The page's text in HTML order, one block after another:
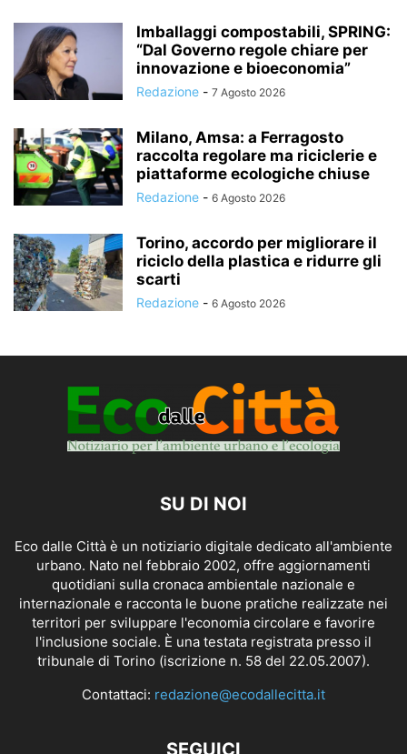
Imballaggi compostabili, SPRING:
“Dal Governo regole chiare per
innovazione e bioeconomia”
Redazione - 7 Agosto 2026
Milano, Amsa: a Ferragosto
raccolta regolare ma riciclerie e
piattaforme ecologiche chiuse
Redazione - 6 Agosto 2026
Torino, accordo per migliorare il
riciclo della plastica e ridurre gli
scarti
Redazione - 6 Agosto 2026
SU DI NOI
Eco dalle Città è un notiziario digitale dedicato all'ambiente
urbano. Nato nel febbraio 2002, offre aggiornamenti
quotidiani sulla cronaca ambientale nazionale e
internazionale e racconta le buone pratiche realizzate nei
territori per sviluppare l'economia circolare e favorire
l'inclusione sociale. È una testata registrata presso il
tribunale di Torino (iscrizione n. 58 del 22.05.2007).
Contattaci: redazione@ecodallecitta.it
SEGUICI